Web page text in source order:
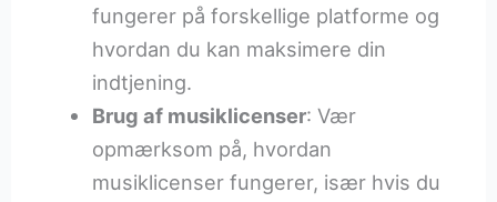
fungerer på forskellige platforme og
hvordan du kan maksimere din
indtjening.
Brug af musiklicenser: Vær
opmærksom på, hvordan
musiklicenser fungerer, især hvis du